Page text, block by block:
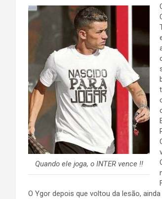
Quando ele joga, o INTER vence !!
O Ygor depois que voltou da lesão,